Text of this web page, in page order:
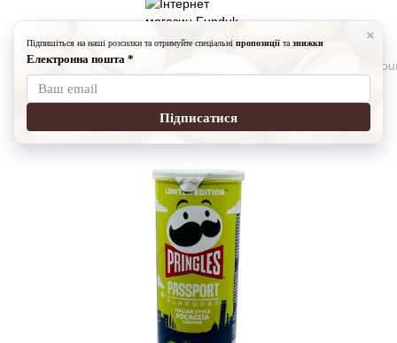
Снеки Чипси Чіпси Прінглс Focaccia
Чіпси Прінглс Focaccia Flavour
Написати відгук